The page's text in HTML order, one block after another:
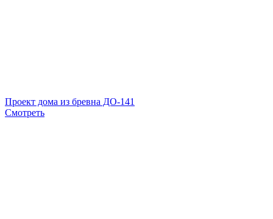
Проект дома из бревна ДО-141
Смотреть